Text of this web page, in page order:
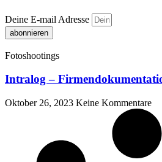
Deine E-mail Adresse
abonnieren
Fotoshootings
Intralog –
Oktober 26, 2023 Keine Kommentare